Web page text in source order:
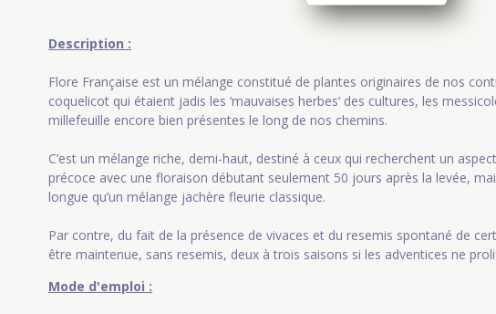
Description :
Flore Française est un mélange constitué de plantes originaires de nos
coquelicot qui étaient jadis les ‘mauvaises herbes‘ des cultures, les
millefeuille encore bien présentes le long de nos chemins.
C’est un mélange riche, demi-haut, destiné à ceux qui recherchent un
précoce avec une floraison débutant seulement 50 jours après la levée,
longue qu’un mélange jachère fleurie classique.
Par contre, du fait de la présence de vivaces et du resemis spontané de
être maintenue, sans resemis, deux à trois saisons si les adventices ne
Mode d'emploi :